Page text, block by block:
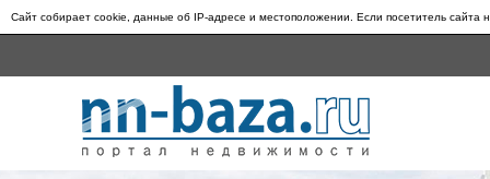
Сайт собирает cookie, данные об IP-адресе и местоположении. Если посетитель сайта